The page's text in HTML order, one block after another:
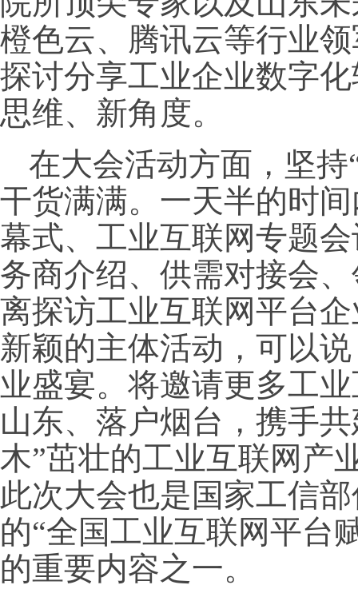
橙色云、腾讯云等行业
探讨分享工业企业数字
思维、新角度。
在大会活动方面，坚
干货满满。一天半的时
幕式、工业互联网专题
务商介绍、供需对接会
离探访工业互联网平台
新颖的主体活动，可以
业盛宴。将邀请更多工
山东、落户烟台，携手
木”茁壮的工业互联网产
此次大会也是国家工信
的“全国工业互联网平台
的重要内容之一。